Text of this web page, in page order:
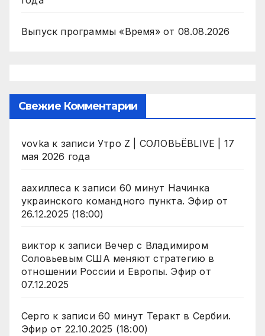
Выпуск программы «Время» от 08.08.2026
Свежие Комментарии
vovka к записи Утро Z | СОЛОВЬЁВLIVE | 17
мая 2026 года
аахиллесак записи 60 минут Начинка
украинского командного пункта. Эфир от
26.12.2025 (18:00)
виктор к записи Вечер с Владимиром
Соловьевым США меняют стратегию в
отношении России и Европы. Эфир от
07.12.2025
Серго к записи 60 минут Теракт в Сербии.
Эфир от 22.10.2025 (18:00)